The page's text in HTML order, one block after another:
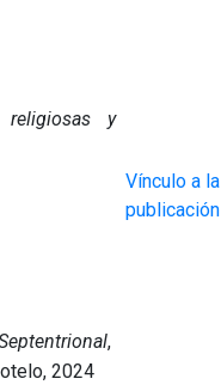
religiosas y
Vínculo a la
publicación
,
2024